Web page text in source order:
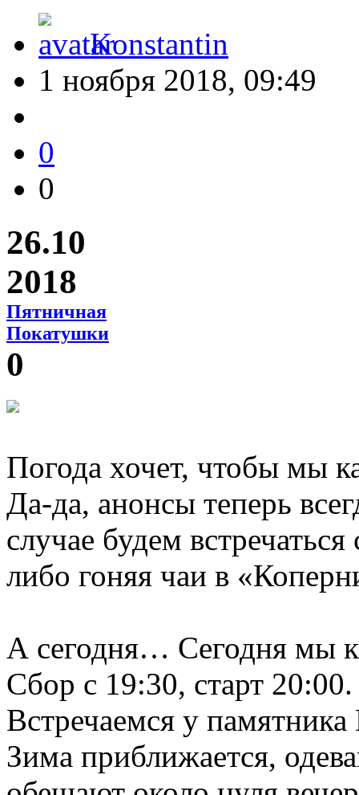
Konstantin
1 ноября 2018, 09:49
0
0
26.10
2018
Пятничная
Покатушки
0
Погода хочет, чтобы мы
Да-да, анонсы теперь
случае будем
либо гоняя чаи в
А сегодня… Сегодня мы
Сбор с 19:30, старт 20:00.
Встречаемся у памятника
Зима приближается,